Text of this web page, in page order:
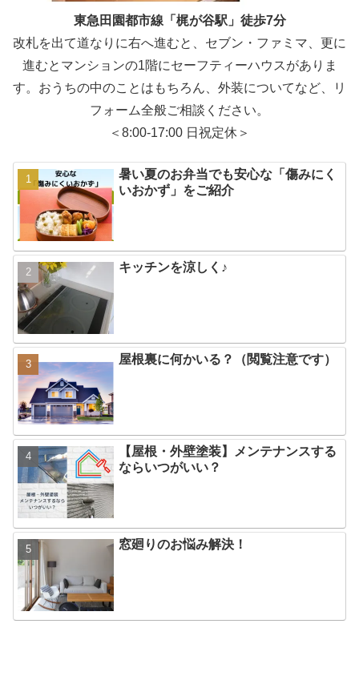
東急田園都市線「梶が谷駅」徒歩7分
改札を出て道なりに右へ進むと、セブン・ファミマ、更に
進むとマンションの1階にセーフティーハウスがありま
す。おうちの中のことはもちろん、外装についてなど、リ
フォーム全般ご相談ください。
＜8:00-17:00 日祝定休＞
暑い夏のお弁当でも安心な「傷みにく
いおかず」をご紹介
キッチンを涼しく♪
屋根裏に何かいる？（閲覧注意です）
【屋根・外壁塗装】メンテナンスする
ならいつがいい？
窓廻りのお悩み解決！